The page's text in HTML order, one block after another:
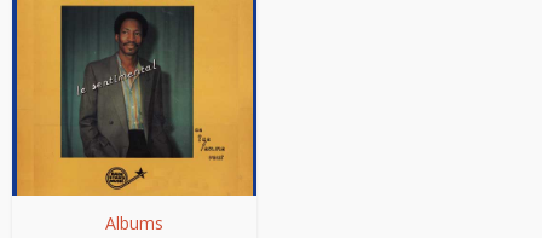
Albums